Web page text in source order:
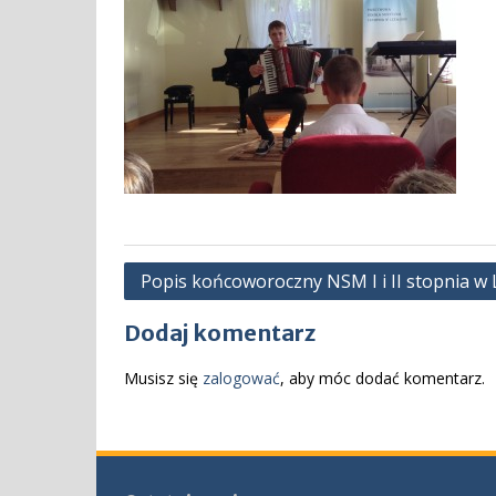
Nawigacja
Popis końcoworoczny NSM I i II stopnia w
Dodaj komentarz
Musisz się zalogować, aby móc dodać komentarz.